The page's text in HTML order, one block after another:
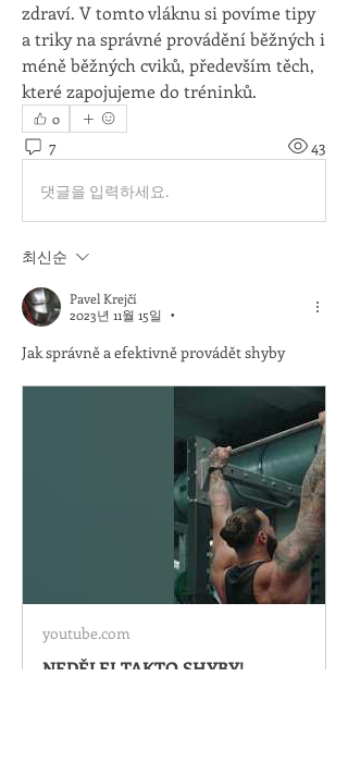
zdraví. V tomto vláknu si povíme tipy
a triky na správné provádění běžných i
méně běžných cviků, především těch,
které zapojujeme do tréninků.
0
7 43
댓글을 입력하세요.
최신순
Pavel Krejčí
2023년 11월 15일
•
Jak správně a efektivně provádět shyby
youtube.com
NEDĚLEJ TAKTO SHYBY!